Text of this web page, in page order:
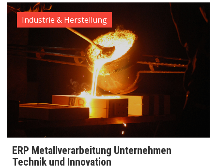
Industrie & Herstellung
ERP Metallverarbeitung Unternehmen
Technik und Innovation